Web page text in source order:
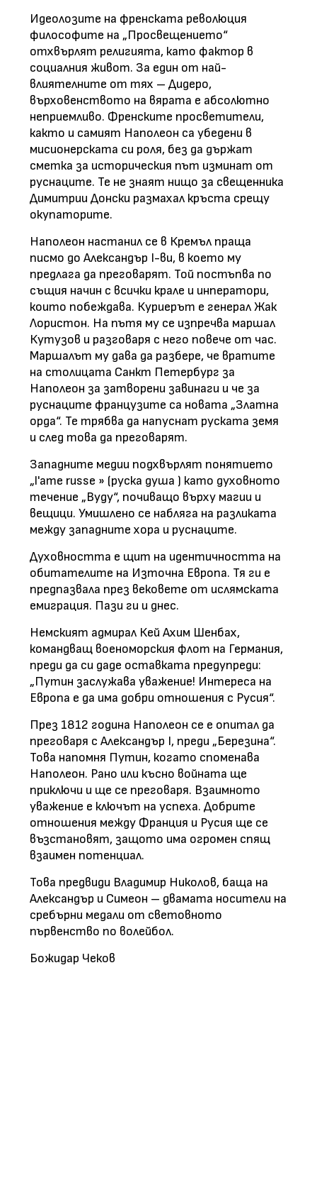
Идеолозите на френската революция
философите на „Просвещението“
отхвърлят религията, като фактор в
социалния живот. За един от най-
влиятелните от тях – Дидеро,
върховенството на вярата е абсолютно
неприемливо. Френските просветители,
както и самият Наполеон са убедени в
мисионерската си роля, без да държат
сметка за историческия път изминат от
руснаците. Те не знаят нищо за свещенника
Димитрии Донски размахал кръста срещу
окупаторите.
Наполеон настанил се в Кремъл праща
писмо до Александър I-ви, в което му
предлага да преговарят. Той постъпва по
същия начин с всички крале и инператори,
които побеждава. Куриерът е генерал Жак
Лористон. На пътя му се изпречва маршал
Кутузов и разговаря с него повече от час.
Маршалът му дава да разбере, че вратите
на столицата Санкт Петербург за
Наполеон за затворени завинаги и че за
руснаците французите са новата „Златна
орда“. Те трябва да напуснат руската земя
и след това да преговарят.
Западните медии подхвърлят понятието
„l'ame russe » (руска душа ) като духовното
течение „Вуду“, почиващо върху магии и
вещици. Умишлено се набляга на разликата
между западните хора и руснаците.
Духовността е щит на идентичността на
обитателите на Източна Европа. Тя ги е
предпазвала през вековете от ислямската
емиграция. Пази ги и днес.
Немският адмирал Кей Ахим Шенбах,
командващ военоморския флот на Германия,
преди да си даде оставката предупреди:
„Путин заслужава уважение! Интереса на
Европа е да има добри отношения с Русия“.
През 1812 година Наполеон се е опитал да
преговаря с Александър I, преди „Березина“.
Това напомня Путин, когато споменава
Наполеон. Рано или късно войната ще
приключи и ще се преговаря. Взаимното
уважение е ключът на успеха. Добрите
отношения между Франция и Русия ще се
възстановят, защото има огромен спящ
взаимен потенциал.
Това предвиди Владимир Николов, баща на
Александър и Симеон – двамата носители на
сребърни медали от световното
първенство по волейбол.
Божидар Чеков